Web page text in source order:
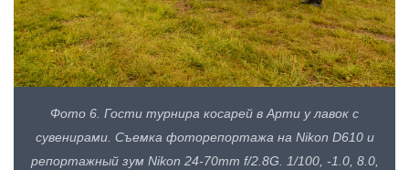
Фото 6. Гости турнира косарей в Арти у лавок с
сувенирами. Съемка фоторепортажа на Nikon D610 и
репортажный зум Nikon 24-70mm f/2.8G. 1/100, -1.0, 8.0,